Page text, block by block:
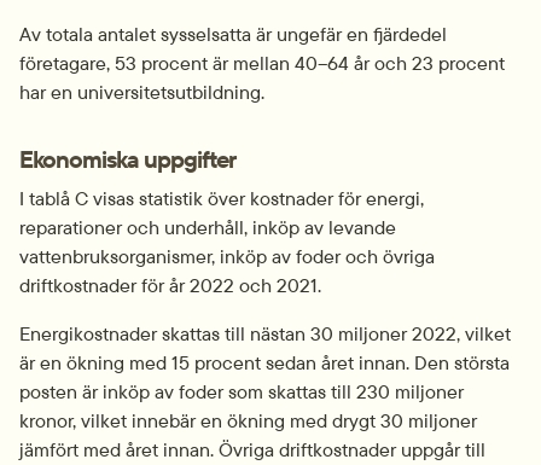
Av totala antalet sysselsatta är ungefär en fjärdedel
företagare, 53 procent är mellan 40–64 år och 23 procent
har en universitetsutbildning.
Ekonomiska uppgifter
I tablå C visas statistik över kostnader för energi,
reparationer och underhåll, inköp av levande
vattenbruksorganismer, inköp av foder och övriga
driftkostnader för år 2022 och 2021.
Energikostnader skattas till nästan 30 miljoner 2022, vilket
är en ökning med 15 procent sedan året innan. Den största
posten är inköp av foder som skattas till 230 miljoner
kronor, vilket innebär en ökning med drygt 30 miljoner
jämfört med året innan. Övriga driftkostnader uppgår till